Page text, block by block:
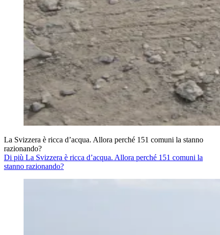
La Svizzera è ricca d’acqua. Allora perché 151 comuni la stanno
razionando?
Di più La Svizzera è ricca d’acqua. Allora perché 151 comuni la
stanno razionando?